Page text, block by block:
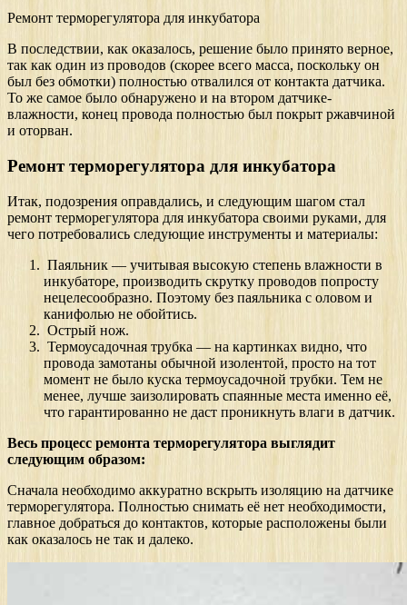
Ремонт терморегулятора для инкубатора
В последствии, как оказалось, решение было принято верное,
так как один из проводов (скорее всего масса, поскольку он
был без обмотки) полностью отвалился от контакта датчика.
То же самое было обнаружено и на втором датчике-
влажности, конец провода полностью был покрыт ржавчиной
и оторван.
Ремонт терморегулятора для инкубатора
Итак, подозрения оправдались, и следующим шагом стал
ремонт терморегулятора для инкубатора своими руками, для
чего потребовались следующие инструменты и материалы:
Паяльник — учитывая высокую степень влажности в
инкубаторе, производить скрутку проводов попросту
нецелесообразно. Поэтому без паяльника с оловом и
канифолью не обойтись.
Острый нож.
Термоусадочная трубка — на картинках видно, что
провода замотаны обычной изолентой, просто на тот
момент не было куска термоусадочной трубки. Тем не
менее, лучше заизолировать спаянные места именно её,
что гарантированно не даст проникнуть влаги в датчик.
Весь процесс ремонта терморегулятора выглядит
следующим образом:
Сначала необходимо аккуратно вскрыть изоляцию на датчике
терморегулятора. Полностью снимать её нет необходимости,
главное добраться до контактов, которые расположены были
как оказалось не так и далеко.